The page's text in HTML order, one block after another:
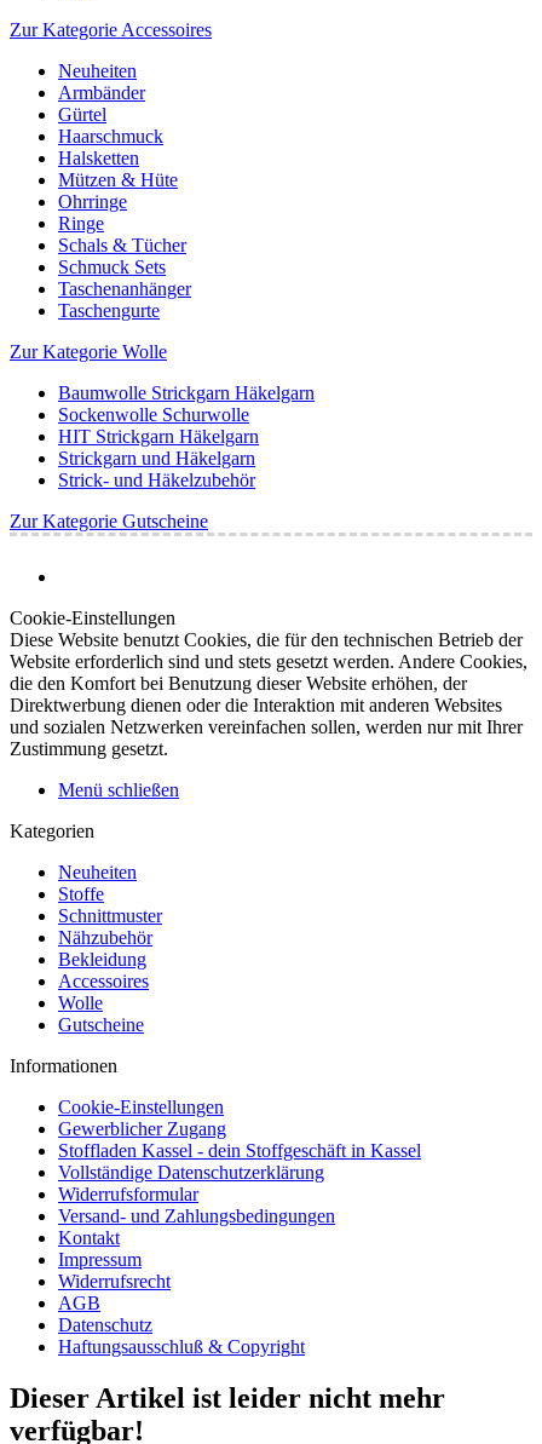
Zur Kategorie Accessoires
Neuheiten
Armbänder
Gürtel
Haarschmuck
Halsketten
Mützen & Hüte
Ohrringe
Ringe
Schals & Tücher
Schmuck Sets
Taschenanhänger
Taschengurte
Zur Kategorie Wolle
Baumwolle Strickgarn Häkelgarn
Sockenwolle Schurwolle
HIT Strickgarn Häkelgarn
Strickgarn und Häkelgarn
Strick- und Häkelzubehör
Zur Kategorie Gutscheine
Cookie-Einstellungen
Diese Website benutzt Cookies, die für den technischen Betrieb der
Website erforderlich sind und stets gesetzt werden. Andere Cookies,
die den Komfort bei Benutzung dieser Website erhöhen, der
Direktwerbung dienen oder die Interaktion mit anderen Websites
und sozialen Netzwerken vereinfachen sollen, werden nur mit Ihrer
Zustimmung gesetzt.
Menü schließen
Kategorien
Neuheiten
Stoffe
Schnittmuster
Nähzubehör
Bekleidung
Accessoires
Wolle
Gutscheine
Informationen
Cookie-Einstellungen
Gewerblicher Zugang
Stoffladen Kassel - dein Stoffgeschäft in Kassel
Vollständige Datenschutzerklärung
Widerrufsformular
Versand- und Zahlungsbedingungen
Kontakt
Impressum
Widerrufsrecht
AGB
Datenschutz
Haftungsausschluß & Copyright
Dieser Artikel ist leider nicht mehr
verfügbar!